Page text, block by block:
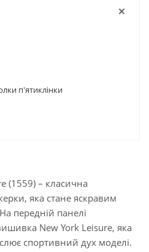
п'ятиклінки
(1559) – класична
яка стане яскравим
передній панелі
New York Leisure, яка
спортивний дух моделі.